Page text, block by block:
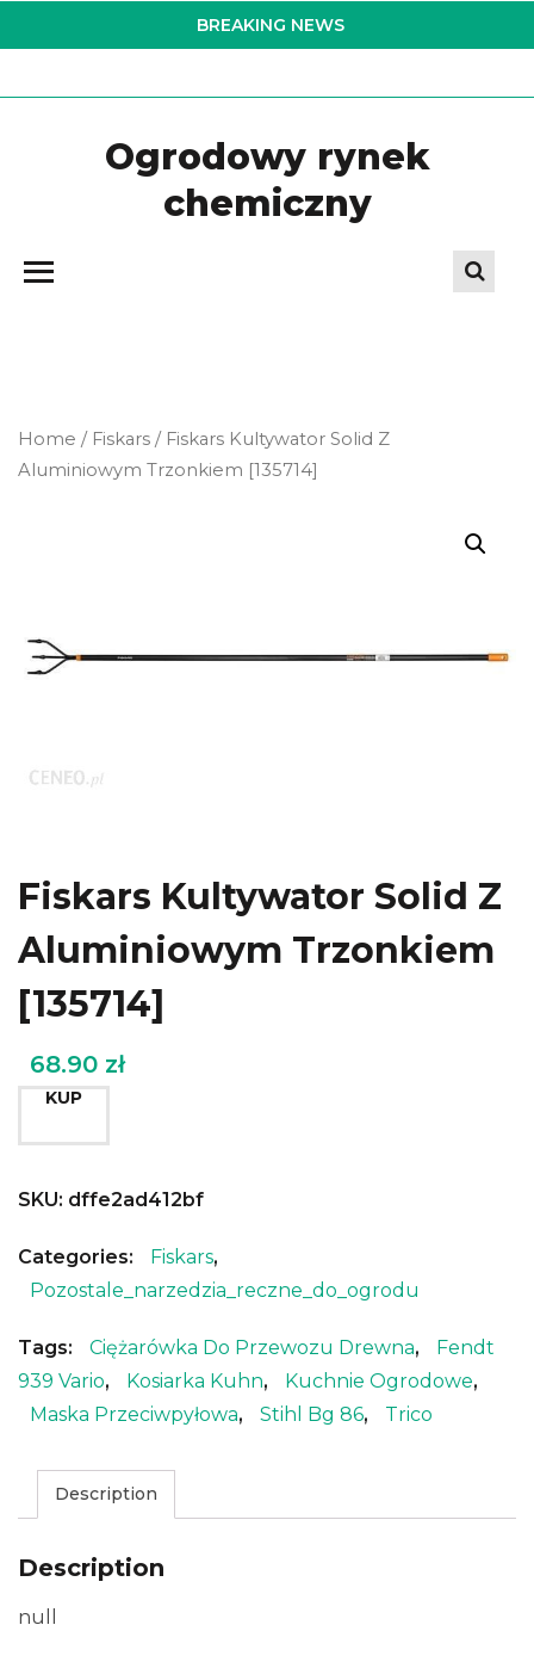
to
BREAKING NEWS
Ogrodowy rynek
chemiczny
Home / Fiskars / Fiskars Kultywator Solid Z
Aluminiowym Trzonkiem [135714]
Fiskars Kultywator Solid Z
Aluminiowym Trzonkiem
[135714]
68.90 zł
KUP
SKU: dffe2ad412bf
Categories: Fiskars,
Pozostale_narzedzia_reczne_do_ogrodu
Tags: Ciężarówka Do Przewozu Drewna,
Fendt
939 Vario, Kosiarka Kuhn, Kuchnie Ogrodowe,
Maska Przeciwpyłowa, Stihl Bg 86, Trico
Description
Description
null